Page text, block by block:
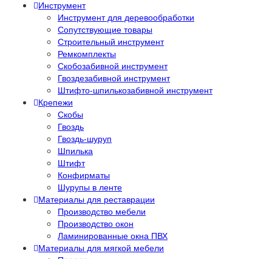
Инструмент
Инструмент для деревообработки
Сопутствующие товары
Строительный инструмент
Ремкомплекты
Скобозабивной инструмент
Гвоздезабивной инструмент
Штифто-шпилькозабивной инструмент
Крепежи
Скобы
Гвоздь
Гвоздь-шуруп
Шпилька
Штифт
Конфирматы
Шурупы в ленте
Материалы для реставрации
Производство мебели
Производство окон
Ламинированные окна ПВХ
Материалы для мягкой мебели